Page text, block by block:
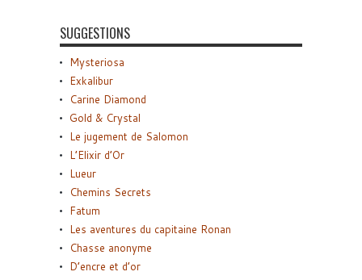
SUGGESTIONS
Mysteriosa
Exkalibur
Carine Diamond
Gold & Crystal
Le jugement de Salomon
L’Elixir d’Or
Lueur
Chemins Secrets
Fatum
Les aventures du capitaine Ronan
Chasse anonyme
D’encre et d’or